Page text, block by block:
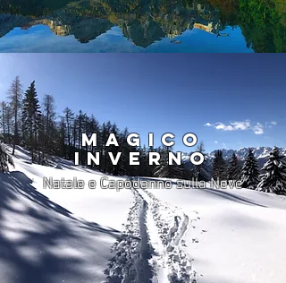
MAGICO
INVERNO
Natale e Capodannosulla Neve